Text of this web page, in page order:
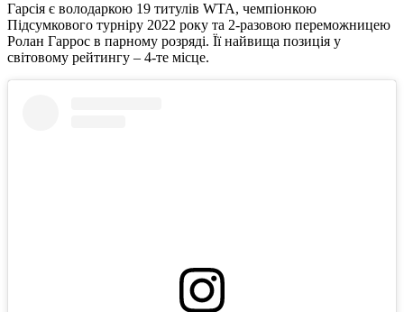
Гарсія є володаркою 19 титулів WTA, чемпіонкою
Підсумкового турніру 2022 року та 2-разовою переможницею
Ролан Гаррос в парному розряді. Її найвища позиція у
світовому рейтингу – 4-те місце.